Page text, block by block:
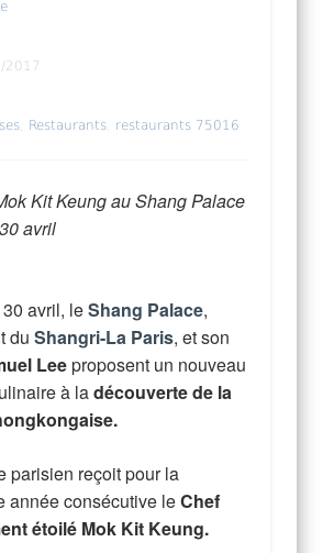
2017
Restaurants restaurants 75016
Kit Keung au Shang Palace
avril
30 avril, leShang Palace,
duShangri-La Paris, et son
Leeproposent un nouveau
à ladécouverte de la
parisien reçoit pour la
année consécutive leChef
étoilé Mok Kit Keung.